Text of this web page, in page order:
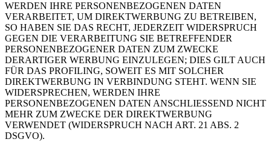
WERDEN IHRE PERSONENBEZOGENEN DATEN
VERARBEITET, UM DIREKTWERBUNG ZU BETREIBEN,
SO HABEN SIE DAS RECHT, JEDERZEIT WIDERSPRUCH
GEGEN DIE VERARBEITUNG SIE BETREFFENDER
PERSONENBEZOGENER DATEN ZUM ZWECKE
DERARTIGER WERBUNG EINZULEGEN; DIES GILT AUCH
FÜR DAS PROFILING, SOWEIT ES MIT SOLCHER
DIREKTWERBUNG IN VERBINDUNG STEHT. WENN SIE
WIDERSPRECHEN, WERDEN IHRE
PERSONENBEZOGENEN DATEN ANSCHLIESSEND NICHT
MEHR ZUM ZWECKE DER DIREKTWERBUNG
VERWENDET (WIDERSPRUCH NACH ART. 21 ABS. 2
DSGVO).